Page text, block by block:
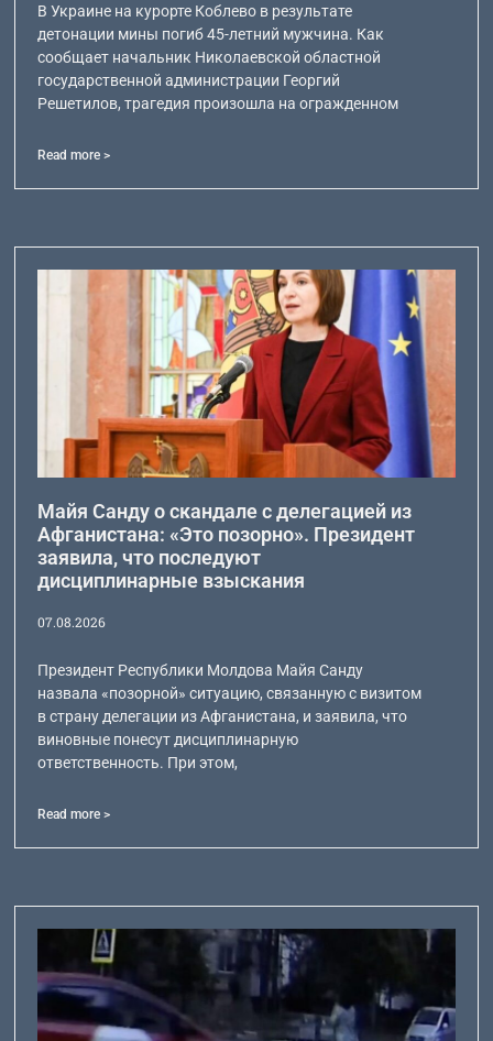
В Украине на курорте Коблево в результате
детонации мины погиб 45-летний мужчина. Как
сообщает начальник Николаевской областной
государственной администрации Георгий
Решетилов, трагедия произошла на огражденном
Read more >
Майя Санду о скандале с делегацией из
Афганистана: «Это позорно». Президент
заявила, что последуют
дисциплинарные взыскания
07.08.2026
Президент Республики Молдова Майя Санду
назвала «позорной» ситуацию, связанную с визитом
в страну делегации из Афганистана, и заявила, что
виновные понесут дисциплинарную
ответственность. При этом,
Read more >